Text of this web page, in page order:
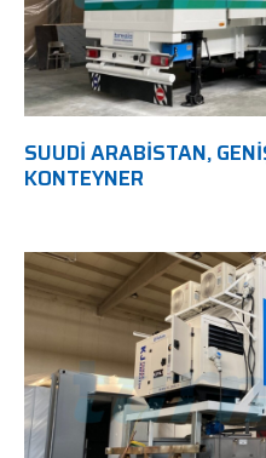
SUUDI ARABISTAN,
KONTEYNER